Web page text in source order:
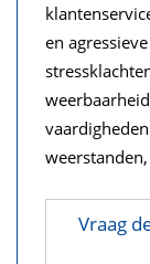
en
Vraag